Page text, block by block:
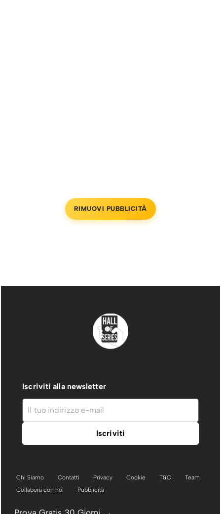
RIMUOVI PUBBLICITÀ
Iscriviti alla newsletter
Chi Siamo Contatti Privacy Cookie T&C
Team
Collabora con noi
Pubblicità